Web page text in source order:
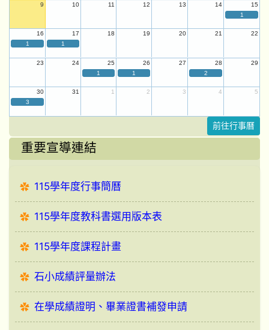
9 10 11 12 13 14
15
1
16 17 18 19 20 21
22
1
1
23 24 25 26 27 28
29
1
1 2
30 31 1 2 3 4
5
3
前往行事曆
重要宣導連結
115學年度行事簡曆
115學年度教科書選用版本表
115學年度課程計畫
石小成績評量辦法
在學成績證明、畢業證書補發申請